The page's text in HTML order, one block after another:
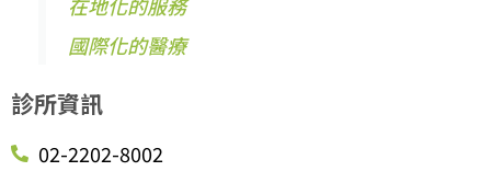
國際化的醫療
診所資訊
02-2202-8002